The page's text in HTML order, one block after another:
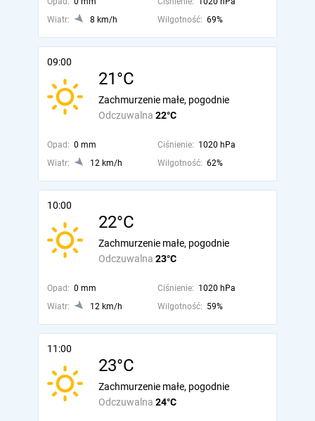
Wiatr:
8 km/h Wilgotność: 69%
09:00
21°C
Odczuwalna 22°C
Zachmurzenie małe, pogodnie
Opad: 0 mm Ciśnienie: 1020 hPa
Wiatr:
12 km/h Wilgotność: 62%
10:00
22°C
Odczuwalna 23°C
Zachmurzenie małe, pogodnie
Opad: 0 mm Ciśnienie: 1020 hPa
Wiatr:
12 km/h Wilgotność: 59%
11:00
23°C
Odczuwalna 24°C
Zachmurzenie małe, pogodnie